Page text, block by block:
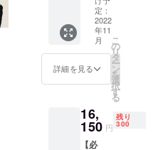
合わせ
てご記
入くだ
さい。
※修正は
原則行
刺デザ
インの
作成
や、入
を、1つ
だけご
記入く
ださ
い。 ※
ニック
ネーム
やハン
ネーム
でも
可。 ※
旧字体
定：
2022
年11
月
詳細を見る
こ
の
リ
タ
ー
ン
を
選
択
す
る
16,
150 円
残り
300
【必